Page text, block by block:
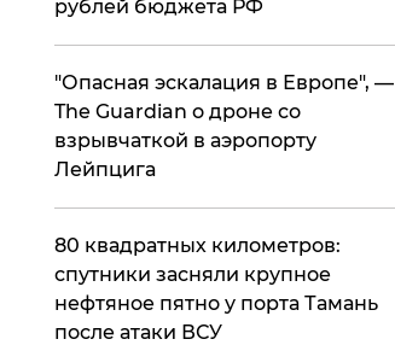
рублей бюджета РФ
"Опасная эскалация в Европе", —
The Guardian о дроне со
взрывчаткой в аэропорту
Лейпцига
80 квадратных километров:
спутники засняли крупное
нефтяное пятно у порта Тамань
после атаки ВСУ